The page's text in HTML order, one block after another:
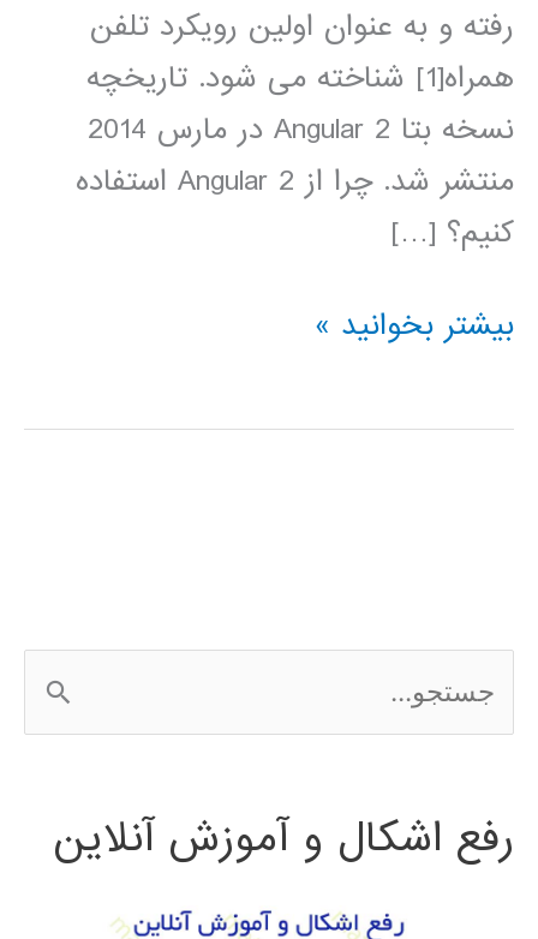
رفته و به عنوان اولین رویکرد تلفن
همراه[1] شناخته می شود. تاریخچه
نسخه بتا Angular 2 در مارس 2014
منتشر شد. چرا از Angular 2 استفاده
کنیم؟ […]
آموزش
Angular
بیشتر بخوانید »
س
ج
رفع اشکال و آموزش آنلاین